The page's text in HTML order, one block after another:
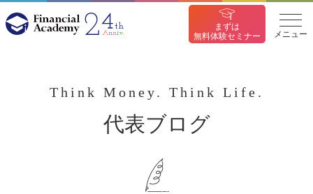
まずは
無料体験セミナー
メニュー
Think Money. Think Life.
代表ブログ